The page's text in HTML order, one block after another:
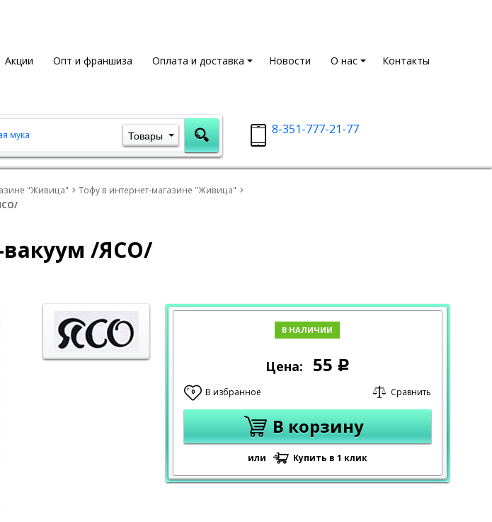
Акции Опт и франшиза Оплата и доставка Новости О нас Контакты
8-351-777-21-77
мука Товары
"Живица"
Тофу в интернет-магазине "Живица"
/ЯСО/
В НАЛИЧИИ
Цена: 55 Р
0 В избранное Сравнить
В корзину
или Купить в 1 клик